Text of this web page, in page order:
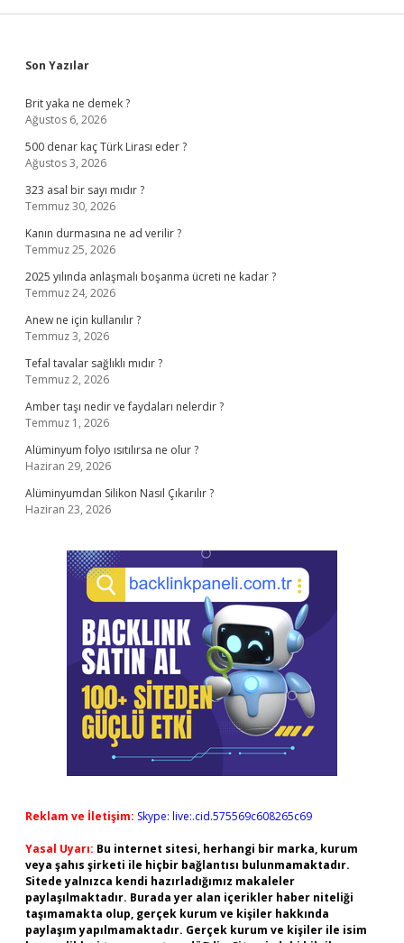
Sidebar
Son Yazılar
Brit yaka ne demek ?
Ağustos 6, 2026
500 denar kaç Türk Lirası eder ?
Ağustos 3, 2026
323 asal bir sayı mıdır ?
Temmuz 30, 2026
Kanın durmasına ne ad verilir ?
Temmuz 25, 2026
2025 yılında anlaşmalı boşanma ücreti ne kadar ?
Temmuz 24, 2026
Anew ne için kullanılır ?
Temmuz 3, 2026
Tefal tavalar sağlıklı mıdır ?
Temmuz 2, 2026
Amber taşı nedir ve faydaları nelerdir ?
Temmuz 1, 2026
Alüminyum folyo ısıtılırsa ne olur ?
Haziran 29, 2026
Alüminyumdan Silikon Nasıl Çıkarılır ?
Haziran 23, 2026
Reklam ve İletişim: Skype: live:.cid.575569c608265c69
Yasal Uyarı: Bu internet sitesi, herhangi bir marka, kurum
veya şahıs şirketi ile hiçbir bağlantısı bulunmamaktadır.
Sitede yalnızca kendi hazırladığımız makaleler
paylaşılmaktadır. Burada yer alan içerikler haber niteliği
taşımamakta olup, gerçek kurum ve kişiler hakkında
paylaşım yapılmamaktadır. Gerçek kurum ve kişiler ile isim